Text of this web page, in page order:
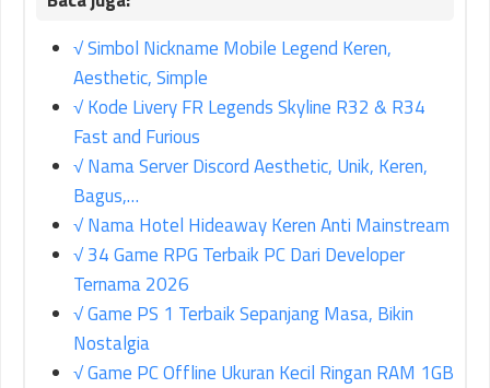
√ Simbol Nickname Mobile Legend Keren,
Aesthetic, Simple
√ Kode Livery FR Legends Skyline R32 & R34
Fast and Furious
√ Nama Server Discord Aesthetic, Unik, Keren,
Bagus,…
√ Nama Hotel Hideaway Keren Anti Mainstream
√ 34 Game RPG Terbaik PC Dari Developer
Ternama 2026
√ Game PS 1 Terbaik Sepanjang Masa, Bikin
Nostalgia
√ Game PC Offline Ukuran Kecil Ringan RAM 1GB